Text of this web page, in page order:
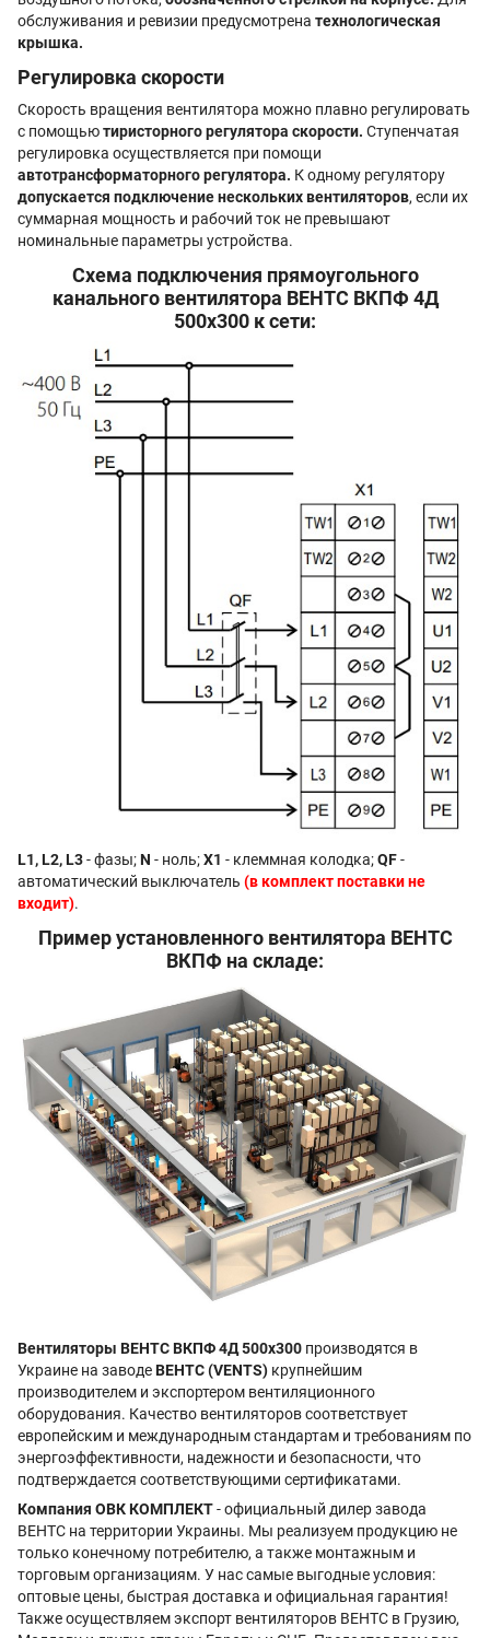
обслуживания и ревизии предусмотрена технологическая
крышка.
Регулировка скорости
Скорость вращения вентилятора можно плавно регулировать
с помощьютиристорного регулятора скорости. Ступенчатая
регулировка осуществляется при помощи
автотрансформаторного регулятора. К одному регулятору
допускается подключение нескольких вентиляторов, если их
суммарная мощность и рабочий ток не превышают
номинальные параметры устройства.
Схема подключения прямоугольного
канального вентилятора ВЕНТС ВКПФ 4Д
500x300 к сети:
L1, L2, L3- фазы;N - ноль;X1 - клеммная колодка;QF-
автоматический выключатель (в комплект поставки не
входит).
Пример установленного вентилятора ВЕНТС
ВКПФ на складе:
Вентиляторы ВЕНТС ВКПФ 4Д 500x300 производятся в
Украине на заводеВЕНТС (VENTS) крупнейшим
производителем и экспортером вентиляционного
оборудования. Качество вентиляторов соответствует
европейским и международным стандартам и требованиям по
энергоэффективности, надежности и безопасности, что
подтверждается соответствующими сертификатами.
Компания ОВК КОМПЛЕКТ- официальный дилер завода
ВЕНТС на территории Украины. Мы реализуем продукцию не
только конечному потребителю, а также монтажным и
торговым организациям. У нас самые выгодные условия:
оптовые цены, быстрая доставка и официальная гарантия!
Также осуществляем экспорт вентиляторов ВЕНТС в Грузию,